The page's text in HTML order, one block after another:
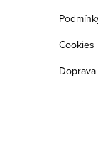
Cookies